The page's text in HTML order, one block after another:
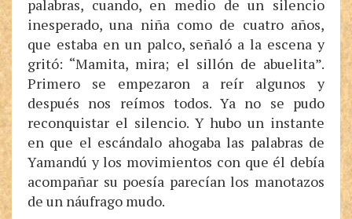
palabras, cuando, en medio de un silencio
inesperado, una niña como de cuatro años,
que estaba en un palco, señaló a la escena y
gritó: “Mamita, mira; el sillón de abuelita”.
Primero se empezaron a reír algunos y
después nos reímos todos. Ya no se pudo
reconquistar el silencio. Y hubo un instante
en que el escándalo ahogaba las palabras de
Yamandú y los movimientos con que él debía
acompañar su poesía parecían los manotazos
de un náufrago mudo.